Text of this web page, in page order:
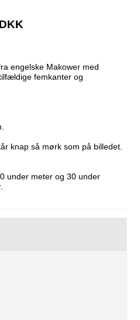
engelske Makower med
femkanter og
knap så mørk som på billedet.
under meter og 30 under